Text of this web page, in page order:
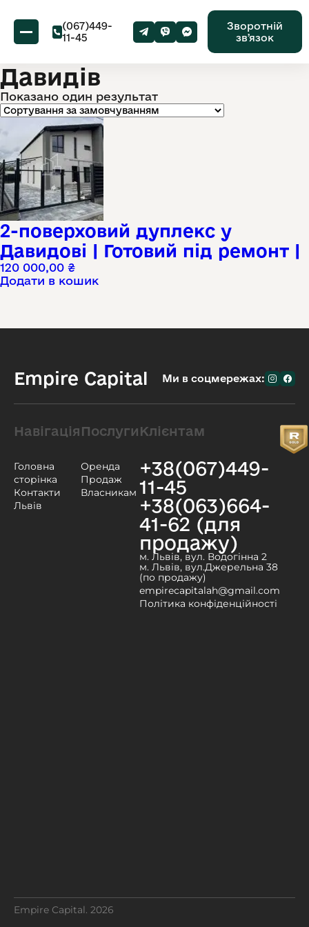
(067)449-
11-45
Зворотній
звʼязок
Давидів
Показано один результат
2-поверховий дуплекс у
Давидові | Готовий під ремонт |
120 000,00 ₴
Додати в кошик
Empire Capital Ми в соцмережах:
Навігація
Головна
сторінка
Контакти
Львів
Послуги
Оренда
Продаж
Власникам
Клієнтам
+38(067)449-
11-45
+38(063)664-
41-62 (для
продажу)
м. Львів, вул. Водогінна 2
м. Львів, вул.Джерельна 38
(по продажу)
empirecapitalah@gmail.com
Політика конфіденційності
Empire Capital. 2026